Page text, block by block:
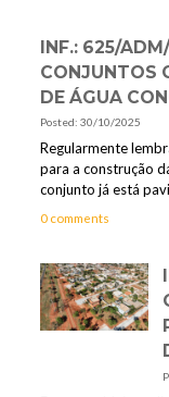
INF.: 625/
CONJUNTOS
DE ÁGUA
Posted: 30/10/2025
Regularmente
para a construção
conjunto já está
0 comments